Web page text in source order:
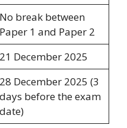
No break between
Paper 1 and Paper 2
21 December 2025
28 December 2025 (3
days before the exam
date)